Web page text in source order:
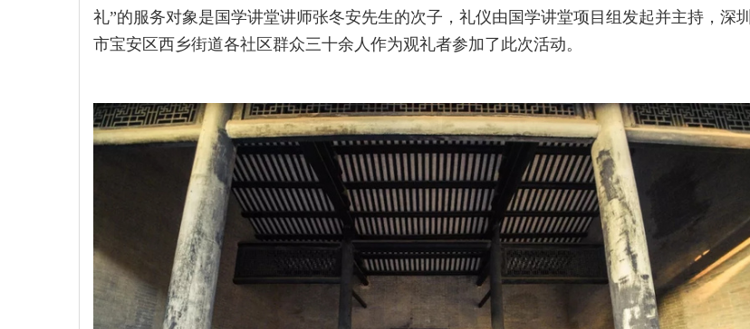
礼”的服务对象是国学讲堂讲师张冬安先生的次子，礼仪由国学讲堂项目组发起并主持，深圳
市宝安区西乡街道各社区群众三十余人作为观礼者参加了此次活动。